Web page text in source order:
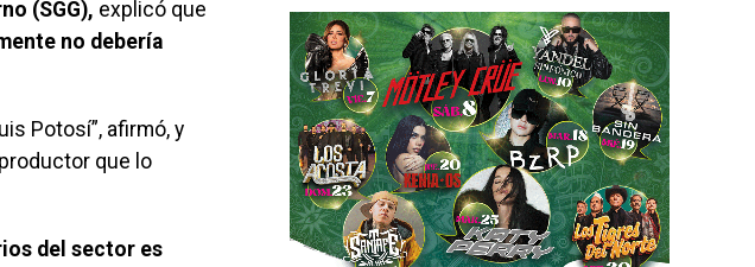
(SGG), explicó que
no debería
Potosí”, afirmó, y
que lo
del sector es